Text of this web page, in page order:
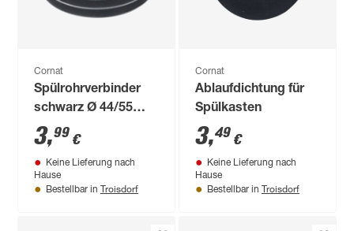
Cornat
Spülrohrverbinder
schwarz Ø 44/55
mm für Euro-WC
3,99 €
Keine Lieferung nach
Hause
Bestellbar in Troisdorf
Cornat
Ablaufdichtung für
Spülkasten
3,49 €
Keine Lieferung nach
Hause
Bestellbar in Troisdorf